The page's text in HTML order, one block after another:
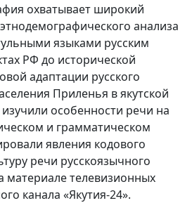
охватывает широкий
анализа
языками русским
РФ до исторической
адаптации русского
Приленья в якутской
особенности речи на
и грамматическом
явления кодового
речи русскоязычного
материале телевизионных
канала «Якутия-24».